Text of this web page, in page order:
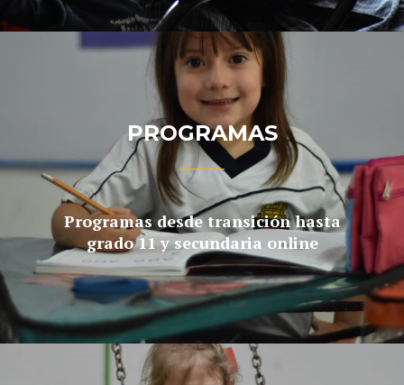
PROGRAMAS
Programas desde transición hasta
grado 11 y secundaria online